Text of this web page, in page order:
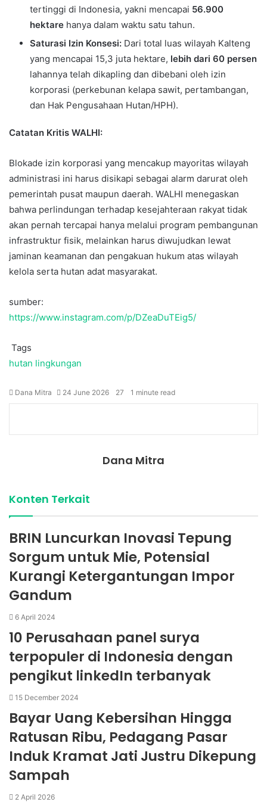
tertinggi di Indonesia, yakni mencapai 56.900
hektare hanya dalam waktu satu tahun.
Saturasi Izin Konsesi: Dari total luas wilayah Kalteng
yang mencapai 15,3 juta hektare, lebih dari 60 persen
lahannya telah dikapling dan dibebani oleh izin
korporasi (perkebunan kelapa sawit, pertambangan,
dan Hak Pengusahaan Hutan/HPH).
Catatan Kritis WALHI:
Blokade izin korporasi yang mencakup mayoritas wilayah
administrasi ini harus disikapi sebagai alarm darurat oleh
pemerintah pusat maupun daerah. WALHI menegaskan
bahwa perlindungan terhadap kesejahteraan rakyat tidak
akan pernah tercapai hanya melalui program pembangunan
infrastruktur fisik, melainkan harus diwujudkan lewat
jaminan keamanan dan pengakuan hukum atas wilayah
kelola serta hutan adat masyarakat.
sumber:
https://www.instagram.com/p/DZeaDuTEig5/
Tags
hutan lingkungan
Dana Mitra 24 June 2026 27 1 minute read
Dana Mitra
Konten Terkait
BRIN Luncurkan Inovasi Tepung
Sorgum untuk Mie, Potensial
Kurangi Ketergantungan Impor
Gandum
6 April 2024
10 Perusahaan panel surya
terpopuler di Indonesia dengan
pengikut linkedIn terbanyak
15 December 2024
Bayar Uang Kebersihan Hingga
Ratusan Ribu, Pedagang Pasar
Induk Kramat Jati Justru Dikepung
Sampah
2 April 2026